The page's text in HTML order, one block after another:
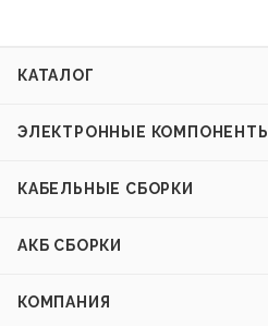
КАТАЛОГ
ЭЛЕКТРОННЫЕ КОМПОНЕНТЫ
КАБЕЛЬНЫЕ СБОРКИ
АКБ СБОРКИ
КОМПАНИЯ